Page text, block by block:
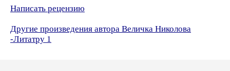
Написать рецензию
Другие произведения автора Величка Николова
-Литатру 1